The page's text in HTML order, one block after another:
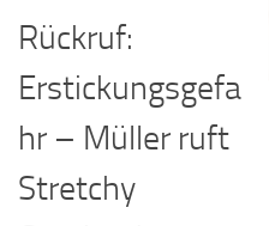
Rückruf:
Erstickungsgefa
hr – Müller ruft
Stretchy